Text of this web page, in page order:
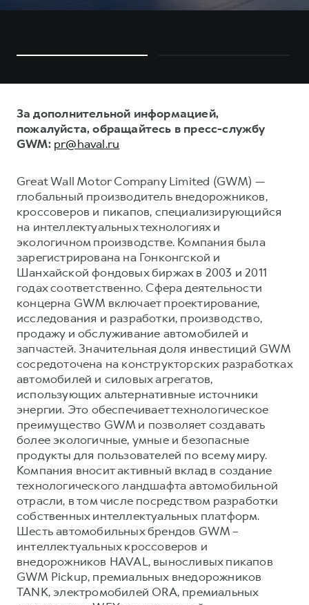
За дополнительной информацией,
пожалуйста, обращайтесь в пресс-службу
GWM: pr@haval.ru
Great Wall Motor Company Limited (GWM) —
глобальный производитель внедорожников,
кроссоверов и пикапов, специализирующийся
на интеллектуальных технологиях и
экологичном производстве. Компания была
зарегистрирована на Гонконгской и
Шанхайской фондовых биржах в 2003 и 2011
годах соответственно. Сфера деятельности
концерна GWM включает проектирование,
исследования и разработки, производство,
продажу и обслуживание автомобилей и
запчастей. Значительная доля инвестиций GWM
сосредоточена на конструкторских разработках
автомобилей и силовых агрегатов,
использующих альтернативные источники
энергии. Это обеспечивает технологическое
преимущество GWM и позволяет создавать
более экологичные, умные и безопасные
продукты для пользователей по всему миру.
Компания вносит активный вклад в создание
технологического ландшафта автомобильной
отрасли, в том числе посредством разработки
собственных интеллектуальных платформ.
Шесть автомобильных брендов GWM –
интеллектуальных кроссоверов и
внедорожников HAVAL, выносливых пикапов
GWM Pickup, премиальных внедорожников
TANK, электромобилей ORA, премиальных